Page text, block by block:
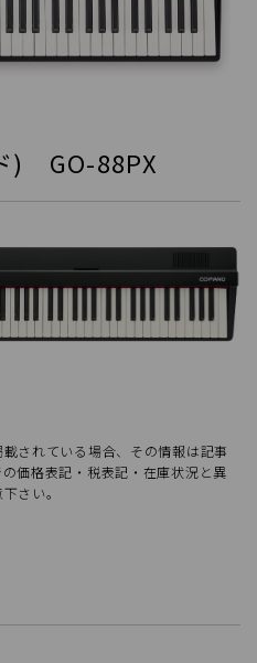
) GO-88PX
されている場合、その情報は記事
価格表記・税表記・在庫状況と異
さい。